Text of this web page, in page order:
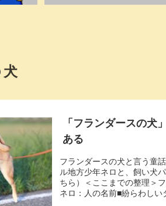
「フランダースの犬
ある
フランダースの犬と言う童
ル地方少年ネロと、飼い犬
ちら）＜ここまでの整理＞
ネロ：人の名前■紛らわしい